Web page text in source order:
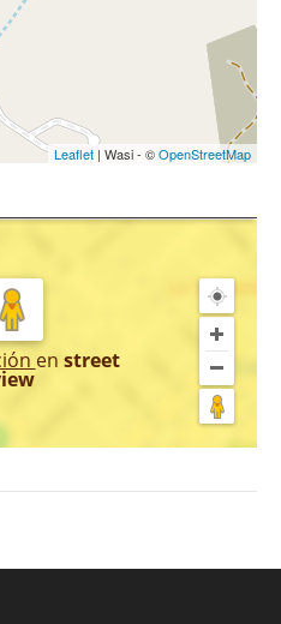
Leaflet | Wasi - ©OpenStreetMap
en street